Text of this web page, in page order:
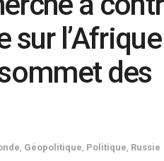
sur
des
Géopolitique Politique Russie